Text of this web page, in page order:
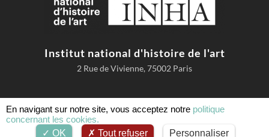
Institut national d'histoire de l'art
2 Rue de Vivienne, 75002 Paris
Accessibilité
En navigant sur notre site, vous acceptez notre politique
concernant les cookies.
OK
Tout refuser Personnaliser